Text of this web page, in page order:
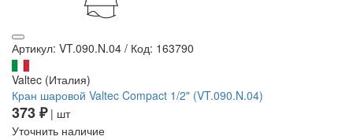
Артикул: VT.090.N.04 / Код: 163790
Valtec (Италия)
Кран шаровой Valtec Compact 1/2" (VT.090.N.04)
373 ₽| шт
Уточнить наличие